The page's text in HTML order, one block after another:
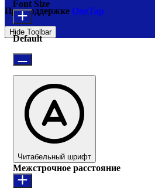
При поддержке OneTap
Hide Toolbar
Font Size
Default
Читабельный шрифт
Межстрочное расстояние